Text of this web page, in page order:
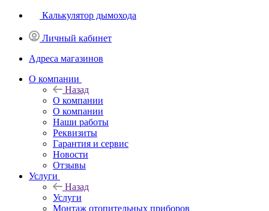
Калькулятор дымохода
Личный кабинет
Адреса магазинов
O компании
Назад
O компании
О компании
Наши работы
Реквизиты
Гарантия и сервис
Новости
Отзывы
Услуги
Назад
Услуги
Монтаж отопительных приборов